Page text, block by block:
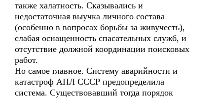
также халатность. Сказывались и
недостаточная выучка личного состава
(особенно в вопросах борьбы за живучесть),
слабая оснащенность спасательных служб, и
отсутствие должной координации поисковых
работ.
Но самое главное. Систему аварийности и
катастроф АПЛ СССР предопределила
система. Существовавший тогда порядок